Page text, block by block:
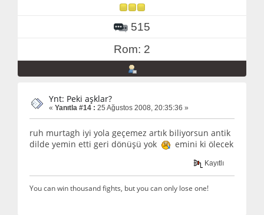
515
Rom: 2
Ynt: Peki aşklar?
« Yanıtla #14 : 25 Ağustos 2008, 20:35:36 »
ruh murtagh iyi yola geçemez artık biliyorsun antik
dilde yemin etti geri dönüşü yok
emini ki ölecek
Kayıtlı
You can win thousand fights, but you can only lose one!